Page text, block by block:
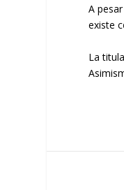
A
existe
La